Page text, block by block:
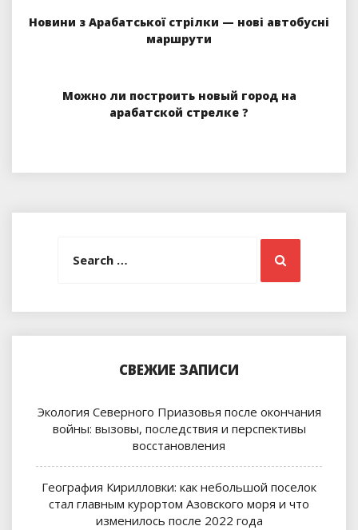
Новини з Арабатської стрілки — нові автобусні
маршрути
Можно ли построить новый город на
арабатской стрелке ?
Search
СВЕЖИЕ ЗАПИСИ
Экология Северного Приазовья после окончания
войны: вызовы, последствия и перспективы
восстановления
География Кирилловки: как небольшой поселок
стал главным курортом Азовского моря и что
изменилось после 2022 года